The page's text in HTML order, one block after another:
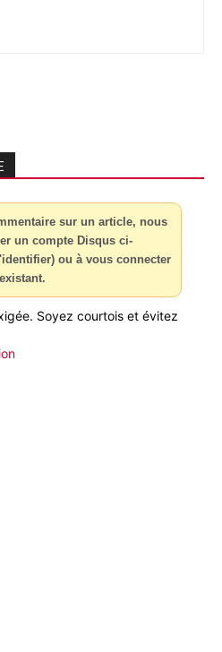
sur un article, nous
un compte Disqus ci-
ou à vous connecter
Soyez courtois et évitez